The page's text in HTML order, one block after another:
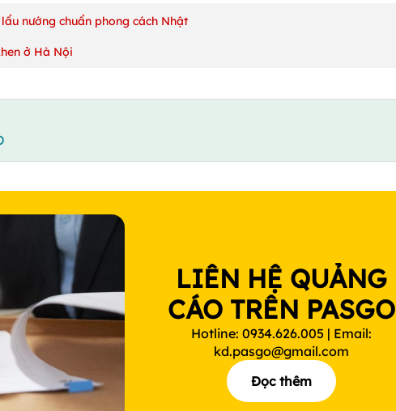
nướng chuẩn phong cách Nhật
ở Hà Nội
LIÊN HỆ QUẢNG
CÁO TRÊN PASGO
Hotline: 0934.626.005 | Email:
kd.pasgo@gmail.com
Đọc thêm